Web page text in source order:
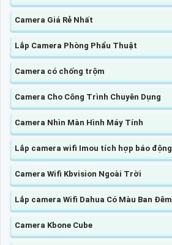
Camera Giá Rẻ Nhất
Lắp Camera Phòng Phẩu Thuật
Camera có chống trộm
Camera Cho Công Trình Chuyên Dụng
Camera Nhìn Màn Hình Máy Tính
Lắp camera wifi Imou tích hợp báo động
Camera Wifi Kbvision Ngoài Trời
Lắp camera Wifi Dahua Có Màu Ban Đêm
Camera Kbone Cube